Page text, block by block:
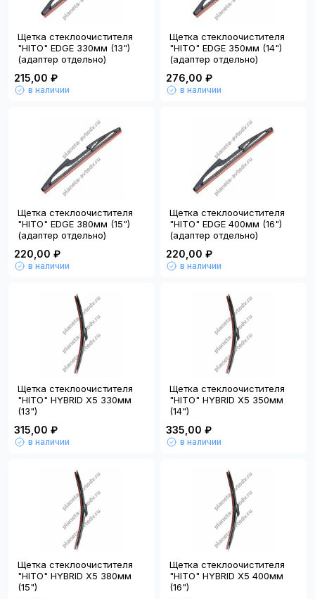
Щетка стеклоочистителя
"HITO" EDGE 330мм (13")
(адаптер отдельно)
215,00 ₽
в наличии
Щетка стеклоочистителя
"HITO" EDGE 350мм (14")
(адаптер отдельно)
276,00 ₽
в наличии
Щетка стеклоочистителя
"HITO" EDGE 380мм (15")
(адаптер отдельно)
220,00 ₽
в наличии
Щетка стеклоочистителя
"HITO" EDGE 400мм (16")
(адаптер отдельно)
220,00 ₽
в наличии
Щетка стеклоочистителя
"HITO" HYBRID X5 330мм
(13")
315,00 ₽
в наличии
Щетка стеклоочистителя
"HITO" HYBRID X5 350мм
(14")
335,00 ₽
в наличии
Щетка стеклоочистителя
"HITO" HYBRID X5 380мм
(15")
Щетка стеклоочистителя
"HITO" HYBRID X5 400мм
(16")